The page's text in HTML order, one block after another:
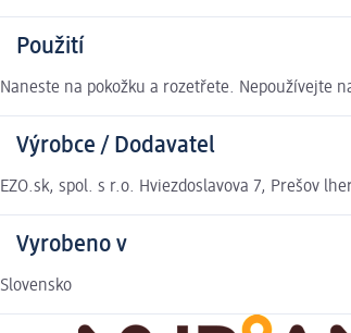
Použití
Naneste na pokožku a rozetřete. Nepoužívejte
Výrobce / Dodavatel
EZO.sk, spol. s r.o. Hviezdoslavova 7, Prešov
Vyrobeno v
Slovensko